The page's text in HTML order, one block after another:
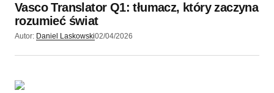
Vasco Translator Q1: tłumacz, który zaczyna
rozumieć świat
Autor: Daniel Laskowski02/04/2026